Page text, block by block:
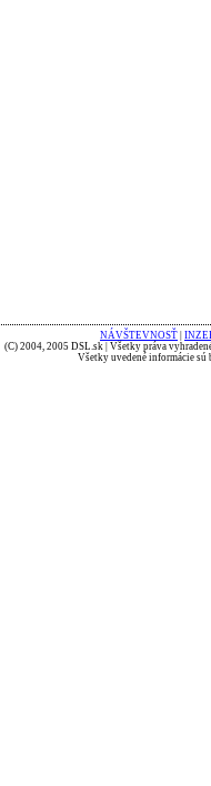
NÁVŠTEVNOSŤ
(C) 2004, 2005 DSL.sk | Všetky práva
Všetky uvedené informácie sú